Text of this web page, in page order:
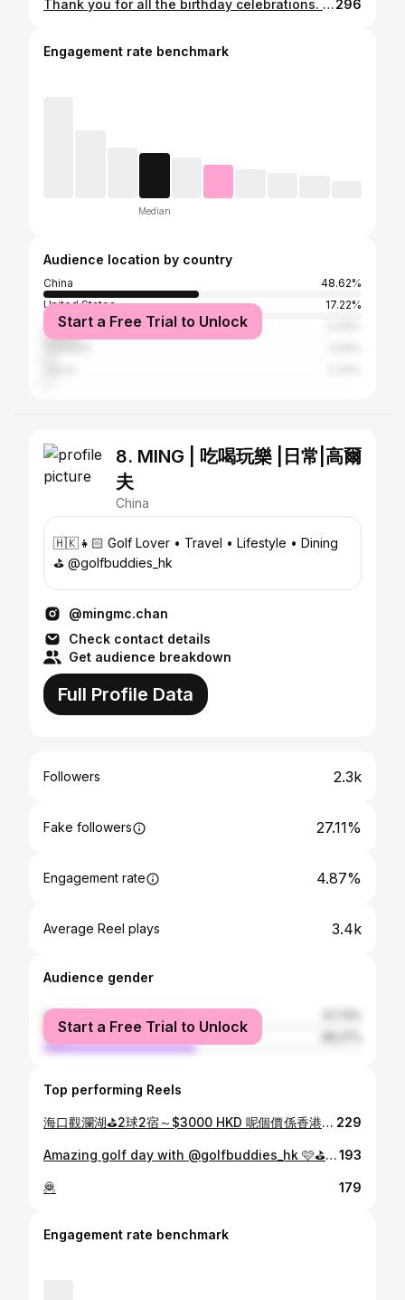
Thank you for all the birthday celebrations. It has been a great year in terms of career, relationship and family. Another older, I don’t wish to be wiser, but hopefully not stupider 😝😝Thanks to my family and Moh family🥰296
Engagement rate benchmark
Median
Audience location by country
China
48.62%
United States
17.22%
United Kingdom
Start a Free Trial to Unlock
8. MING | 吃喝玩樂 |日常|高爾
夫
China
🇭🇰👧🏻 Golf Lover • Travel • Lifestyle • Dining
⛳️ @golfbuddies_hk
@mingmc.chan
Check contact details
Get audience breakdown
Full Profile Data
Followers 2.3k
Fake followers 27.11%
Engagement rate 4.87%
Average Reel plays 3.4k
Audience gender
female
male
Start a Free Trial to Unlock
Top performing Reels
海口觀瀾湖⛳️2球2宿～$3000 HKD 呢個價係香港2晚hotel都難 海口觀瀾湖升級左酒店，大露台睇曬成個球場🤯🩷 第一日球場- THE VINTAGE 球場 Fairway 極闊，新手都唔怕，但 Bunker 各有特色，有「排骨沙坑」同「小樓梯沙坑」，連果嶺都有沙坑，增加挑戰性！ 除咗沙坑，仲有特色岩石路，其中一條路打卡一流，雖然長但絕對值得一試。 球童服務超貼心，行足全程仲幫手影相，下次去海口除咗三亞，觀南湖絕對係一個好選擇！ 📍 : 海口觀瀾湖⛳️ 🚗 : 海口美兰国际机场車程17分鐘 🍺：海口骑楼老街历史文化街区車程30分鐘 球場評分： 挑戰性 ⭐⭐️⭐️ 新手友善程度⭐⭐️⭐️⭐️ 草地質量⭐⭐⭐⭐️ Club house 整潔程度⭐⭐⭐️⭐️ 工作人員友善程度⭐⭐⭐⭐ 球場自由度⭐⭐⭐️ 趕急情度⭐⭐️⭐️ Haikou Mission Hills Golf Club ⛳️ 2 Rounds & 2 Nights Stay ~ HKD $3000 Unbeatable value, even for a Hong Kong hotel! Upgraded hotel with huge balconies overlooking the course! 🤯🩷 Day 1 Course: THE VINTAGE Wide fairways for all skill levels. Unique bunkers like ‘Rib Bunkers’ and ‘Small Staircase Bunkers’ add challenge, even on the greens! Don’t miss the scenic rocky paths – perfect for photos! Attentive caddy service, they even help with photos. A top choice in Haikou! 📍 : Haikou Mission Hills Golf Club ⛳️ 🚗 : 17 mins from Haikou Meilan International Airport 🍺 : 30 mins to Haikou Qilou Old Street Course Rating: 🏌️‍♂️ Challenge Level ⭐⭐️⭐️ 🌟 Beginner-Friendly ⭐⭐️⭐️⭐️ 🌿 Turf Quality ⭐⭐⭐⭐️ 🏠 Clubhouse Cleanliness ⭐⭐⭐⭐️ 😊 Staff Friendliness ⭐⭐⭐⭐ 💫 Course Freedom ⭐⭐⭐ ⏰ Rush Level ⭐⭐️⭐️ 229
Amazing golf day with @golfbuddies_hk 🩷⛳️ Huge shoutout to their pro photographer for capturing it all 📸 @golfbuddies.league193
🦧 179
Engagement rate benchmark